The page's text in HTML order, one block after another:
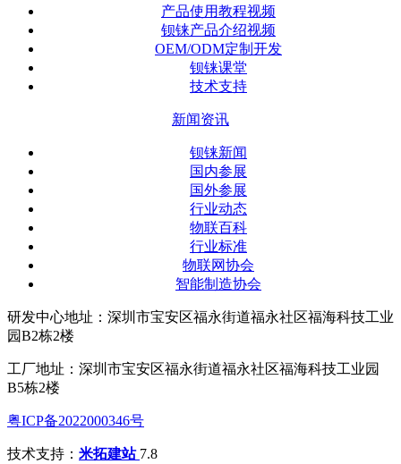
产品使用教程视频
钡铼产品介绍视频
OEM/ODM定制开发
钡铼课堂
技术支持
新闻资讯
钡铼新闻
国内参展
国外参展
行业动态
物联百科
行业标准
物联网协会
智能制造协会
研发中心地址：深圳市宝安区福永街道福永社区福海科技工业
园B2栋2楼
工厂地址：深圳市宝安区福永街道福永社区福海科技工业园
B5栋2楼
粤ICP备2022000346号
技术支持： 米拓建站 7.8